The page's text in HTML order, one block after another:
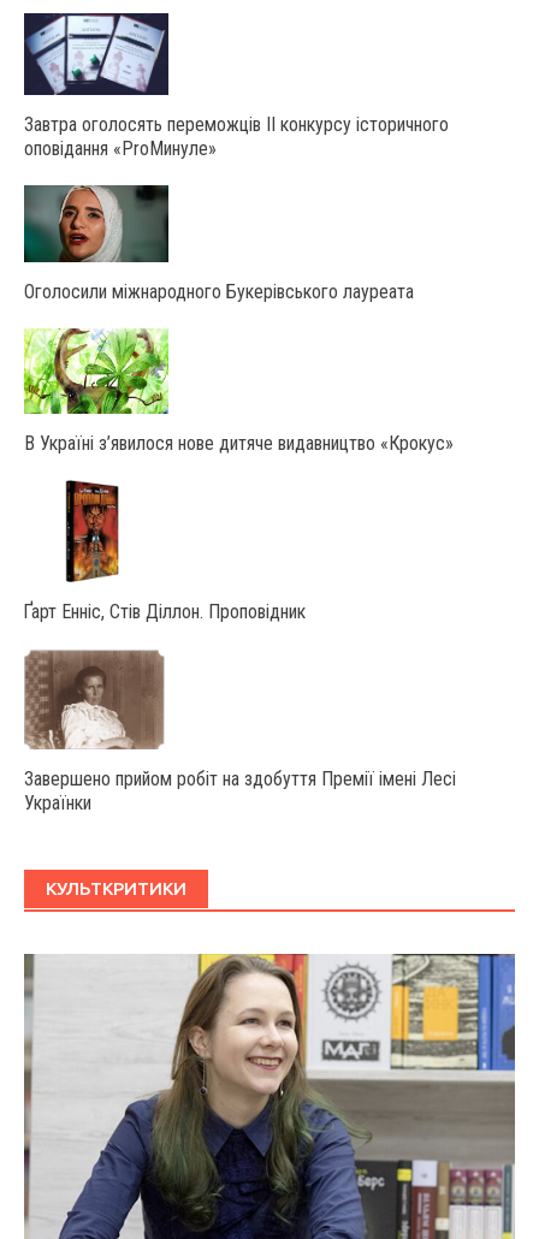
Завтра оголосять переможців ІІ конкурсу історичного
оповідання «ProМинуле»
Оголосили міжнародного Букерівського лауреата
В Україні з’явилося нове дитяче видавництво «Крокус»
Ґарт Енніс, Стів Діллон. Проповідник
Завершено прийом робіт на здобуття Премії імені Лесі
Українки
КУЛЬТКРИТИКИ